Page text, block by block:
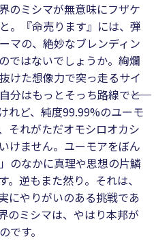
のミシマが無意味にフザケ
。『命売ります』には、弾
マの、絶妙なブレンディン
ではないでしょうか。絢爛
けた想像力で突っ走るサイ
はもっとそっち路線で――と
れど、純度99.99%のユーモ
それがただオモシロオカシ
けません。ユーモアをぼん
のなかに真理や思想の片鱗
。逆もまた然り。それは、
にやりがいのある挑戦であ
のミシマは、やはり本邦が
です。